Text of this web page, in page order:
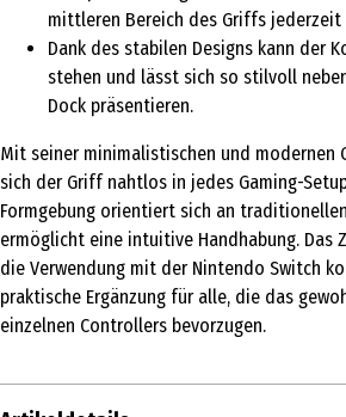
mittleren Bereich des Griffs jederzeit
Dank des stabilen Designs kann der
stehen und lässt sich so stilvoll
Dock präsentieren.
Mit seiner minimalistischen und modernen
sich der Griff nahtlos in jedes Gaming-
Formgebung orientiert sich an
ermöglicht eine intuitive Handhabung. Das
die Verwendung mit der Nintendo Switch
praktische Ergänzung für alle, die das
einzelnen Controllers bevorzugen.